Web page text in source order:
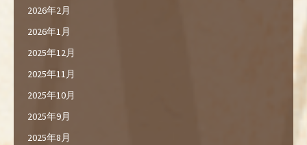
2026年2月
2026年1月
2025年12月
2025年11月
2025年10月
2025年9月
2025年8月